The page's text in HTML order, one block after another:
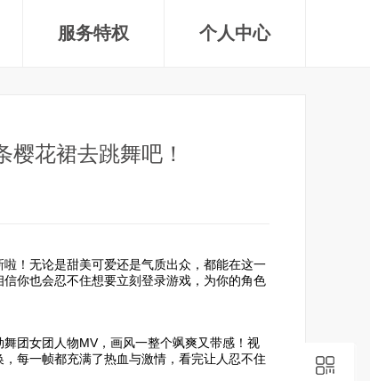
服务特权 个人中心
樱花裙去跳舞吧！
！无论是甜美可爱还是气质出众，都能在这一
你也会忍不住想要立刻登录游戏，为你的角色
团女团人物MV，画风一整个飒爽又带感！视
每一帧都充满了热血与激情，看完让人忍不住